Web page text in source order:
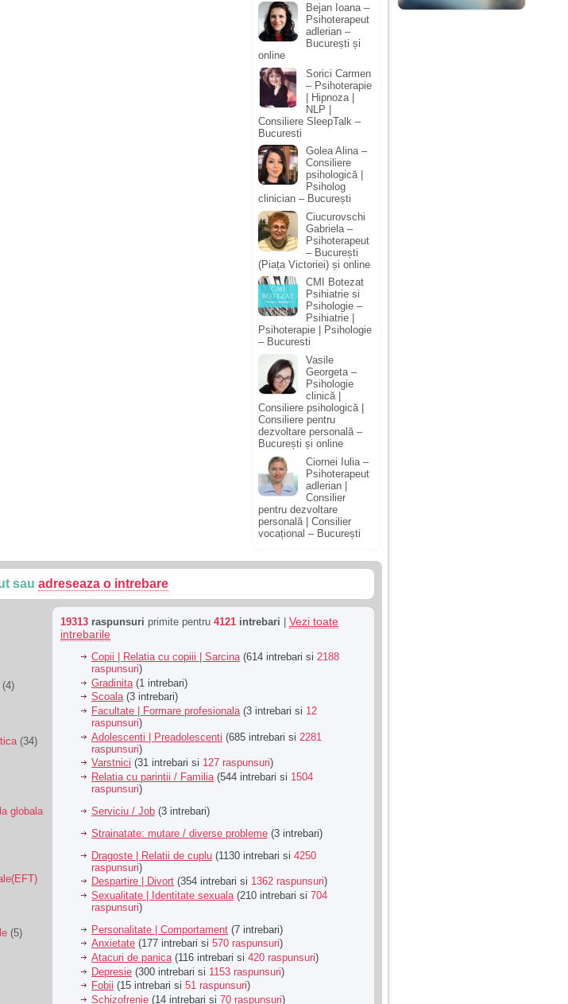
Bejan Ioana –
Psihoterapeut
adlerian –
București și
online
Sorici Carmen
– Psihoterapie
| Hipnoza |
NLP |
Consiliere SleepTalk –
Bucuresti
Golea Alina –
Consiliere
psihologică |
Psiholog
clinician – București
Ciucurovschi
Gabriela –
Psihoterapeut
– București
(Piața Victoriei) și online
CMI Botezat
Psihiatrie si
Psihologie –
Psihiatrie |
Psihoterapie | Psihologie
– Bucuresti
Vasile
Georgeta –
Psihologie
clinică |
Consiliere psihologică |
Consiliere pentru
dezvoltare personală –
București și online
Ciornei Iulia –
Psihoterapeut
adlerian |
Consilier
pentru dezvoltare
personală | Consilier
vocațional – București
sau adreseaza o intrebare
(4)
(34)
globala
(5)
19313 raspunsuri primite pentru 4121 intrebari
Vezi toate
intrebarile
Copii | Relatia cu copiii | Sarcina(614 intrebari si 2188
raspunsuri)
Gradinita (1 intrebari)
Scoala(3 intrebari)
Facultate | Formare profesionala (3 intrebari si 12
raspunsuri)
Adolescenti | Preadolescenti (685 intrebari si 2281
raspunsuri)
Varstnici (31 intrebari si 127 raspunsuri)
Relatia cu parintii / Familia (544 intrebari si 1504
raspunsuri)
Serviciu / Job (3 intrebari)
Strainatate: mutare / diverse probleme (3 intrebari)
Dragoste | Relatii de cuplu (1130 intrebari si 4250
raspunsuri)
Despartire | Divort (354 intrebari si 1362 raspunsuri)
Sexualitate | Identitate sexuala (210 intrebari si 704
raspunsuri)
Personalitate | Comportament (7 intrebari)
Anxietate (177 intrebari si 570 raspunsuri)
Atacuri de panica(116 intrebari si 420 raspunsuri)
Depresie (300 intrebari si 1153 raspunsuri)
Fobii (15 intrebari si 51 raspunsuri)
Schizofrenie (14 intrebari si 70 raspunsuri)